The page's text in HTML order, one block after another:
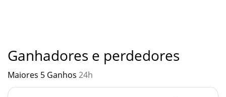
Ganhadores e perdedores
Maiores 5 Ganhos 24h